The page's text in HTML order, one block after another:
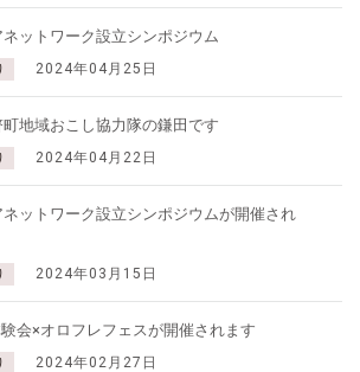
ットワーク設立シンポジウム
2024年04月25日
地域おこし協力隊の鎌田です
2024年04月22日
ットワーク設立シンポジウムが開催され
2024年03月15日
会×オロフレフェスが開催されます
2024年02月27日